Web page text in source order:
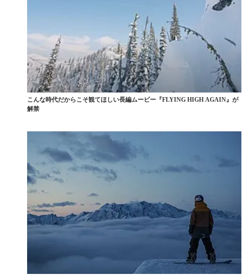
こんな時代だからこそ観てほしい長編ムービー『FLYING HIGH AGAIN』が
解禁